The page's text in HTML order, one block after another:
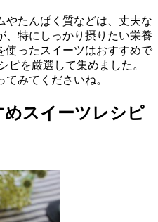
やたんぱく質などは、丈夫な
、特にしっかり摂りたい栄養
使ったスイーツはおすすめで
ピを厳選して集めました。
みてくださいね。
スイーツレシピ